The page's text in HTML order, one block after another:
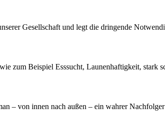
Gesellschaft und legt die dringende
zum Beispiel Esssucht, Launenhaftigkeit, stark
– von innen nach außen – ein wahrer